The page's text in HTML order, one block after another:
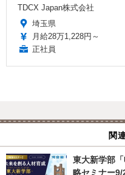
TDCX Japan株式会社
埼玉県
月給28万1,228円～
正社員
関
東大新学部
略セミナー9/